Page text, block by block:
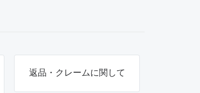
返品・クレームに関して